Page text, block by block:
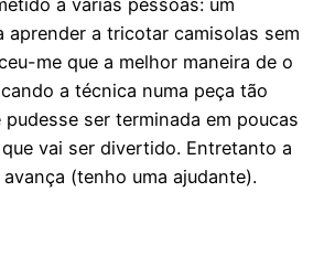
a várias pessoas: um
aprender a tricotar camisolas sem
me que a melhor maneira de o
a técnica numa peça tão
pudesse ser terminada em poucas
vai ser divertido. Entretanto a
(tenho uma ajudante).